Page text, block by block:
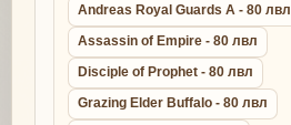
Andreas Royal Guards A - 80 лвл
Assassin of Empire - 80 лвл
Disciple of Prophet - 80 лвл
Grazing Elder Buffalo - 80 лвл